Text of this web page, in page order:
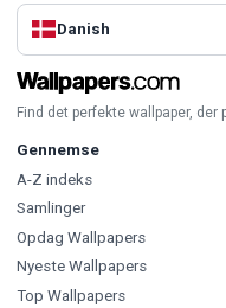
Danish
Find det perfekte wallpaper, der
Gennemse
A-Z indeks
Samlinger
Opdag Wallpapers
Nyeste Wallpapers
Top Wallpapers